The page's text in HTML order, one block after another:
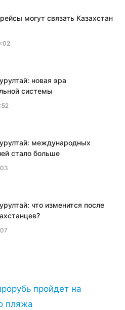
могут связать Казахстан
новая эра
системы
международных
стало больше
что изменится после
пройдет на
пляжа